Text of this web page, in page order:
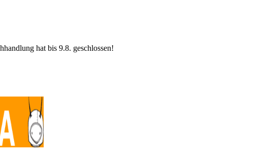
hat bis 9.8. geschlossen!